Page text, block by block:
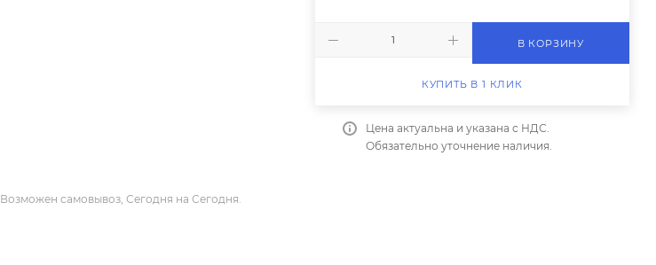
В КОРЗИНУ
КУПИТЬ В 1 КЛИК
Цена актуальна и указана с НДС.
Обязательно уточнение наличия.
Возможен самовывоз, Сегодня на Сегодня.